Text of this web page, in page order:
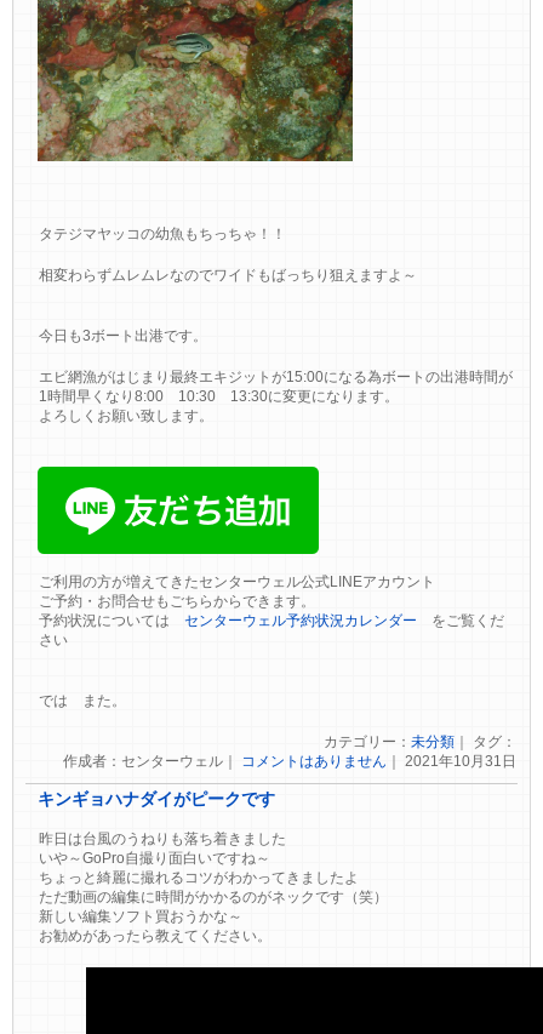
タテジマヤッコの幼魚もちっちゃ！！
相変わらずムレムレなのでワイドもばっちり狙えますよ～
今日も3ボート出港です。
エビ網漁がはじまり最終エキジットが15:00になる為ボートの出港時間が
1時間早くなり8:00 10:30 13:30に変更になります。
よろしくお願い致します。
ご利用の方が増えてきたセンターウェル公式LINEアカウント
ご予約・お問合せもごちらからできます。
予約状況についてはセンターウェル予約状況カレンダー をご覧くだ
さい
では また。
カテゴリー： 未分類｜ タグ：
作成者：センターウェル｜ コメントはありません ｜ 2021年10月31日
キンギョハナダイがピークです
昨日は台風のうねりも落ち着きました
いや～GoPro自撮り面白いですね～
ちょっと綺麗に撮れるコツがわかってきましたよ
ただ動画の編集に時間がかかるのがネックです（笑）
新しい編集ソフト買おうかな～
お勧めがあったら教えてください。